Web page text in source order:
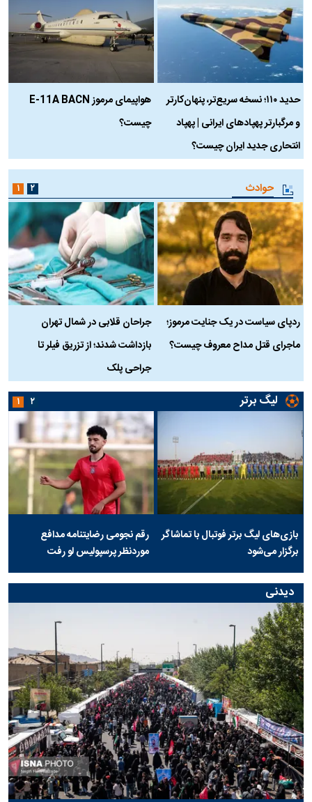
حدید ۱۱۰؛ نسخه سریع‌تر، پنهان‌کارتر
و مرگبارتر پهپادهای ایرانی | پهپاد
انتحاری جدید ایران چیست؟
هواپیمای مرموز E-11A BACN
چیست؟
حوادث
ردپای سیاست در یک جنایت مرموز؛
ماجرای قتل مداح معروف چیست؟
جراحان قلابی در شمال تهران
بازداشت شدند؛ از تزریق فیلر تا
جراحی پلک
۱ ۲
لیگ برتر
بازی‌های لیگ برتر فوتبال با تماشاگر
برگزار می‌شود
رقم نجومی رضایتنامه مدافع
موردنظر پرسپولیس لو رفت
۱ ۲
دیدنی